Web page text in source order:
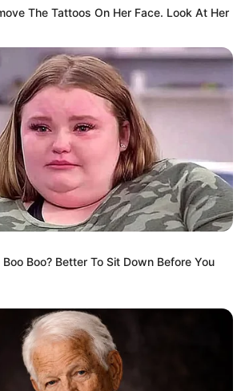
The Tattoos On Her Face. Look At Her
Boo? Better To Sit Down Before You